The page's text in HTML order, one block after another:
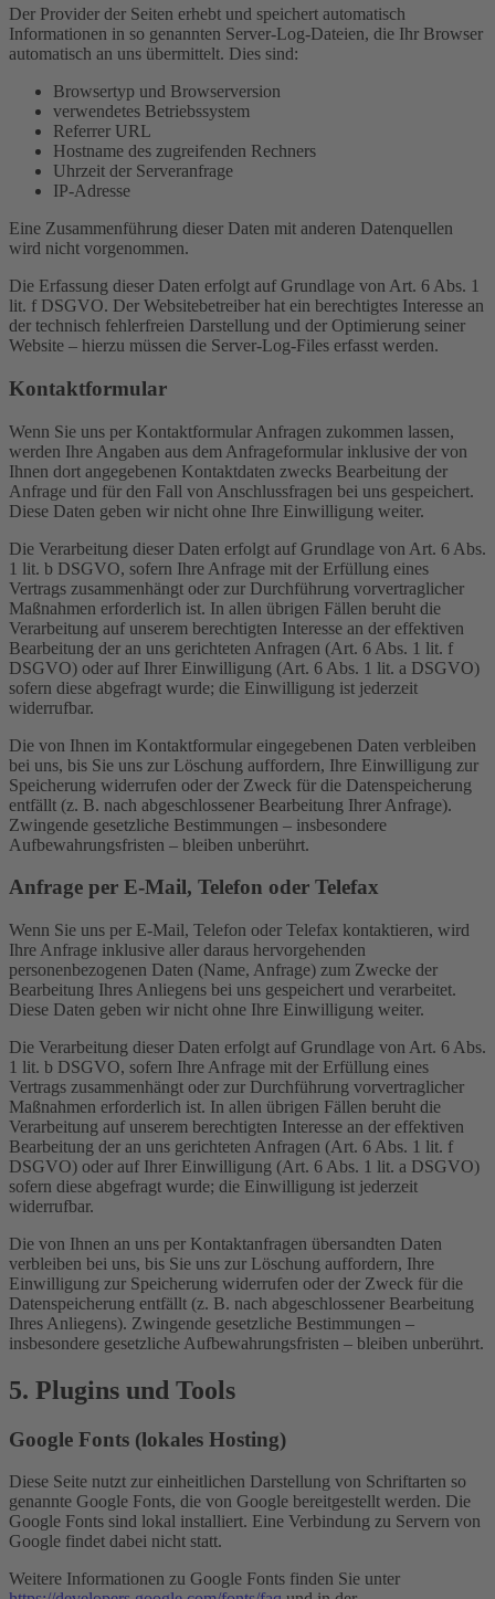
Der Provider der Seiten erhebt und speichert automatisch
Informationen in so genannten Server-Log-Dateien, die Ihr Browser
automatisch an uns übermittelt. Dies sind:
Browsertyp und Browserversion
verwendetes Betriebssystem
Referrer URL
Hostname des zugreifenden Rechners
Uhrzeit der Serveranfrage
IP-Adresse
Eine Zusammenführung dieser Daten mit anderen Datenquellen
wird nicht vorgenommen.
Die Erfassung dieser Daten erfolgt auf Grundlage von Art. 6 Abs. 1
lit. f DSGVO. Der Websitebetreiber hat ein berechtigtes Interesse an
der technisch fehlerfreien Darstellung und der Optimierung seiner
Website – hierzu müssen die Server-Log-Files erfasst werden.
Kontaktformular
Wenn Sie uns per Kontaktformular Anfragen zukommen lassen,
werden Ihre Angaben aus dem Anfrageformular inklusive der von
Ihnen dort angegebenen Kontaktdaten zwecks Bearbeitung der
Anfrage und für den Fall von Anschlussfragen bei uns gespeichert.
Diese Daten geben wir nicht ohne Ihre Einwilligung weiter.
Die Verarbeitung dieser Daten erfolgt auf Grundlage von Art. 6 Abs.
1 lit. b DSGVO, sofern Ihre Anfrage mit der Erfüllung eines
Vertrags zusammenhängt oder zur Durchführung vorvertraglicher
Maßnahmen erforderlich ist. In allen übrigen Fällen beruht die
Verarbeitung auf unserem berechtigten Interesse an der effektiven
Bearbeitung der an uns gerichteten Anfragen (Art. 6 Abs. 1 lit. f
DSGVO) oder auf Ihrer Einwilligung (Art. 6 Abs. 1 lit. a DSGVO)
sofern diese abgefragt wurde; die Einwilligung ist jederzeit
widerrufbar.
Die von Ihnen im Kontaktformular eingegebenen Daten verbleiben
bei uns, bis Sie uns zur Löschung auffordern, Ihre Einwilligung zur
Speicherung widerrufen oder der Zweck für die Datenspeicherung
entfällt (z. B. nach abgeschlossener Bearbeitung Ihrer Anfrage).
Zwingende gesetzliche Bestimmungen – insbesondere
Aufbewahrungsfristen – bleiben unberührt.
Anfrage per E-Mail, Telefon oder Telefax
Wenn Sie uns per E-Mail, Telefon oder Telefax kontaktieren, wird
Ihre Anfrage inklusive aller daraus hervorgehenden
personenbezogenen Daten (Name, Anfrage) zum Zwecke der
Bearbeitung Ihres Anliegens bei uns gespeichert und verarbeitet.
Diese Daten geben wir nicht ohne Ihre Einwilligung weiter.
Die Verarbeitung dieser Daten erfolgt auf Grundlage von Art. 6 Abs.
1 lit. b DSGVO, sofern Ihre Anfrage mit der Erfüllung eines
Vertrags zusammenhängt oder zur Durchführung vorvertraglicher
Maßnahmen erforderlich ist. In allen übrigen Fällen beruht die
Verarbeitung auf unserem berechtigten Interesse an der effektiven
Bearbeitung der an uns gerichteten Anfragen (Art. 6 Abs. 1 lit. f
DSGVO) oder auf Ihrer Einwilligung (Art. 6 Abs. 1 lit. a DSGVO)
sofern diese abgefragt wurde; die Einwilligung ist jederzeit
widerrufbar.
Die von Ihnen an uns per Kontaktanfragen übersandten Daten
verbleiben bei uns, bis Sie uns zur Löschung auffordern, Ihre
Einwilligung zur Speicherung widerrufen oder der Zweck für die
Datenspeicherung entfällt (z. B. nach abgeschlossener Bearbeitung
Ihres Anliegens). Zwingende gesetzliche Bestimmungen –
insbesondere gesetzliche Aufbewahrungsfristen – bleiben unberührt.
5. Plugins und Tools
Google Fonts (lokales Hosting)
Diese Seite nutzt zur einheitlichen Darstellung von Schriftarten so
genannte Google Fonts, die von Google bereitgestellt werden. Die
Google Fonts sind lokal installiert. Eine Verbindung zu Servern von
Google findet dabei nicht statt.
Weitere Informationen zu Google Fonts finden Sie unter